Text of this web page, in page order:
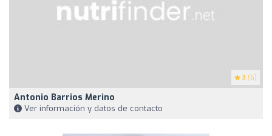
3 (6)
Antonio Barrios Merino
Ver información y datos de contacto